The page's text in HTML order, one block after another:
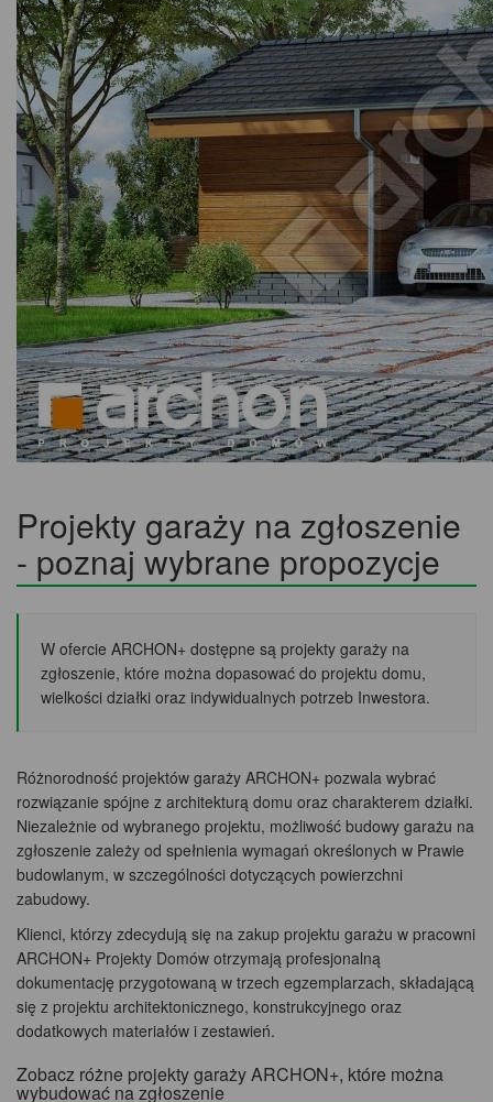
Projekty garaży na zgłoszenie
- poznaj wybrane propozycje
W ofercie ARCHON+ dostępne są projekty garaży na
zgłoszenie, które można dopasować do projektu domu,
wielkości działki oraz indywidualnych potrzeb Inwestora.
Różnorodność projektów garaży ARCHON+ pozwala wybrać
rozwiązanie spójne z architekturą domu oraz charakterem działki.
Niezależnie od wybranego projektu, możliwość budowy garażu na
zgłoszenie zależy od spełnienia wymagań określonych w Prawie
budowlanym, w szczególności dotyczących powierzchni
zabudowy.
Klienci, którzy zdecydują się na zakup projektu garażu w pracowni
ARCHON+ Projekty Domów otrzymają profesjonalną
dokumentację przygotowaną w trzech egzemplarzach, składającą
się z projektu architektonicznego, konstrukcyjnego oraz
dodatkowych materiałów i zestawień.
Zobacz różne projekty garaży ARCHON+, które można
wybudować na zgłoszenie